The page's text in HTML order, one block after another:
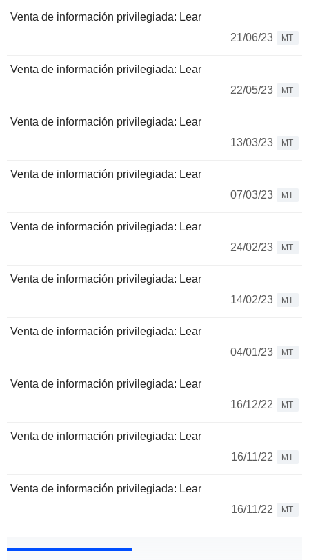
Venta de información privilegiada: Lear
21/06/23
MT
Venta de información privilegiada: Lear
22/05/23
MT
Venta de información privilegiada: Lear
13/03/23
MT
Venta de información privilegiada: Lear
07/03/23
MT
Venta de información privilegiada: Lear
24/02/23
MT
Venta de información privilegiada: Lear
14/02/23
MT
Venta de información privilegiada: Lear
04/01/23
MT
Venta de información privilegiada: Lear
16/12/22
MT
Venta de información privilegiada: Lear
16/11/22
MT
Venta de información privilegiada: Lear
16/11/22
MT